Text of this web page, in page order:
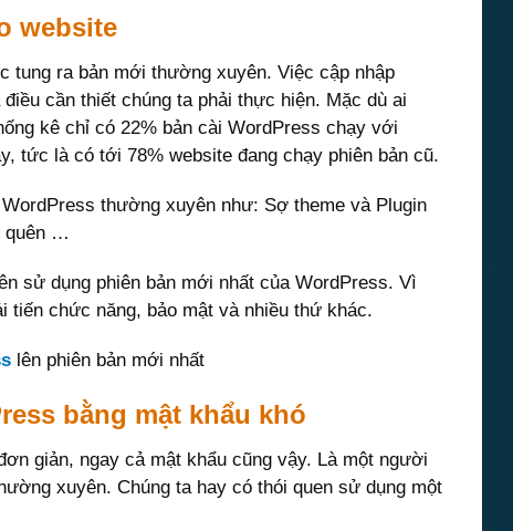
website
tung ra bản mới thường xuyên. Việc cập nhập
cần thiết chúng ta phải thực hiện. Mặc dù ai
kê chỉ có 22% bản cài WordPress chạy với
tức là có tới 78% website đang chạy phiên bản cũ.
thường xuyên như: Sợ theme và Plugin
quên …
sử dụng phiên bản mới nhất của WordPress. Vì
tiến chức năng, bảo mật và nhiều thứ khác.
lên phiên bản mới nhất
bằng mật khẩu khó
giản, ngay cả mật khẩu cũng vậy. Là một người
xuyên. Chúng ta hay có thói quen sử dụng một